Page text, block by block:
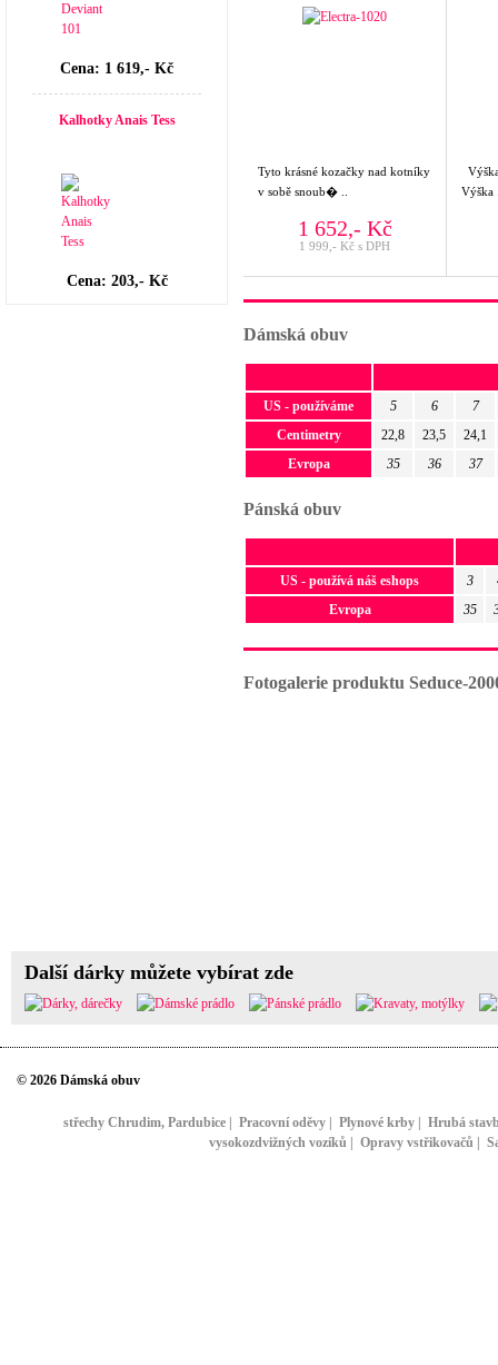
Cena: 1 619,- Kč
Kalhotky Anais Tess
Cena: 203,- Kč
Tyto krásné kozačky nad kotníky
v sobě snoub� ..
1 652,- Kč
1 999,- Kč s DPH
Výška
Dámská obuv
US - používáme 5 6
7
Centimetry
22,8 23,5
24,1
Evropa
35 36 37
Pánská obuv
US - používá náš eshops 3
Evropa
35
Fotogalerie produktu Seduce-
Další dárky můžete vybírat zde
© 2026 Dámská obuv
střechy Chrudim, Pardubice| Pracovní oděvy| Plynové krby| Hrubá
vysokozdvižných vozíků
Opravy vstřikovačů